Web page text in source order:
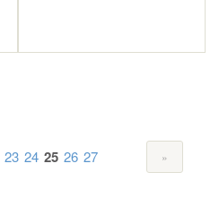
23 24 25 26 27